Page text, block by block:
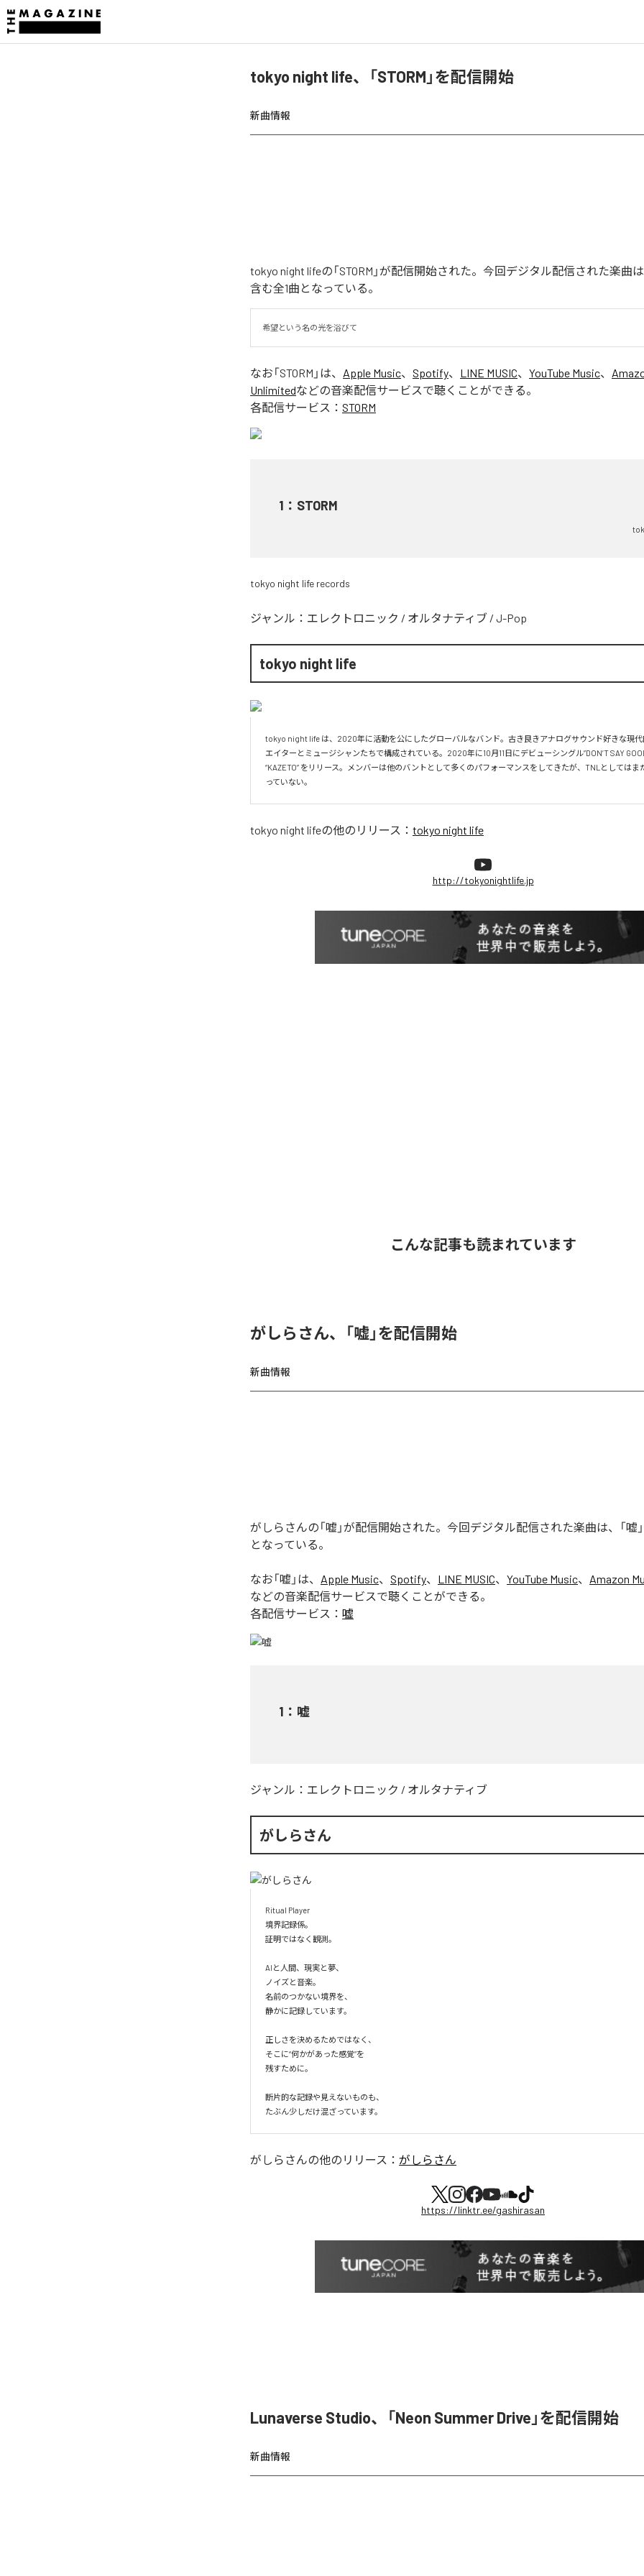
tokyo night life、「STORM」を配信開始
新曲情報
tokyo night lifeの「STORM」が配信開始された。今回デジタル配信された楽曲は
含む全1曲となっている。
希望という名の光を浴びて
なお「STORM 」は、 Apple Music、 Spotify、 LINE MUSIC、 YouTube Music、
Unlimitedなどの音楽配信サービスで聴くことができる。
各配信サービス： STORM
1 ： STORM
tokyo night life records
ジャンル： エレクトロニック / オルタナティブ / J-Pop
tokyo night life
tokyo night life は、2020年に活動を公にしたグローバルなバンド。古き良きアナログサウンド好きな現代
エイターとミュージシャンたちで構成されている。2020年に10月11日にデビューシングル”DON’T SAY
“KAZETO” をリリース。メンバーは他のバントとして多くのパフォーマンスをしてきたが、TNLとしてはま
っていない。
tokyo night lifeの他のリリース： tokyo night life
http://tokyonightlife.jp
こんな記事も読まれています
がしらさん、「嘘」を配信開始
新曲情報
がしらさんの「嘘」が配信開始された。今回デジタル配信された楽曲は、「嘘
となっている。
なお「嘘 」は、 Apple Music、 Spotify、 LINE MUSIC、 YouTube Music、 Amazon
などの音楽配信サービスで聴くことができる。
各配信サービス： 嘘
1 ： 嘘
ジャンル： エレクトロニック / オルタナティブ
がしらさん
Ritual Player
境界記録係。
証明ではなく観測。
AIと人間、現実と夢、
ノイズと音楽。
名前のつかない境界を、
静かに記録しています。
正しさを決めるためではなく、
そこに“何かがあった感覚”を
残すために。
断片的な記録や見えないものも、
たぶん少しだけ混ざっています。
がしらさんの他のリリース： がしらさん
https://linktr.ee/gashirasan
Lunaverse Studio、「Neon Summer Drive」を配信開始
新曲情報